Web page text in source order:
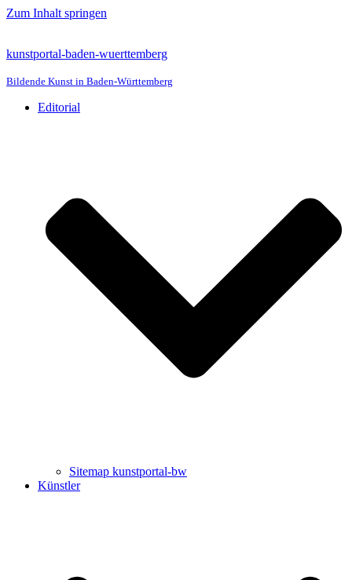
Zum Inhalt springen
kunstportal-baden-wuerttemberg
Bildende Kunst in Baden-Württemberg
Editorial
Sitemap kunstportal-bw
Künstler